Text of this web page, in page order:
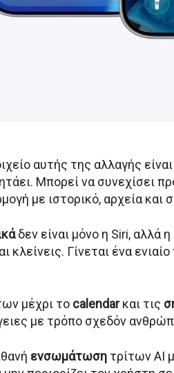
αυτής της αλλαγής
Μπορεί να συνεχίσει
με ιστορικό, αρχεία
δεν είναι μόνο η Siri, αλλά η
κλείνεις. Γίνεται ένα
μέχρι το calendarκαι τις
με τρόπο σχεδόν
ενσωμάτωση τρίτων AI